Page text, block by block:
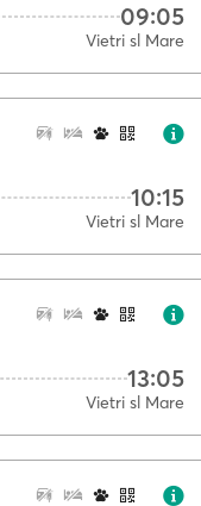
09:05
Vietri sl Mare
10:15
Vietri sl Mare
13:05
Vietri sl Mare